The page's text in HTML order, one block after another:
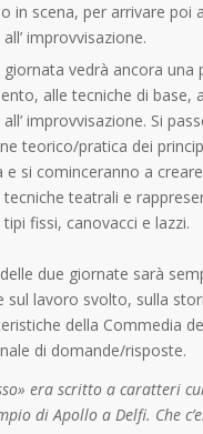
in scena, per arrivare poi
improvvisazione.
giornata vedrà ancora una
alle tecniche di base,
improvvisazione. Si
teorico/pratica dei
e si cominceranno a
teatrali e
fissi, canovacci e lazzi.
due giornate sarà
sul lavoro svolto, sulla
della Commedia
di domande/risposte.
era scritto a caratteri
di Apollo a Delfi. Che